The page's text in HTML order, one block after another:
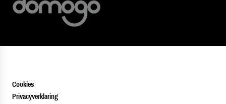
Cookies
Privacyverklaring